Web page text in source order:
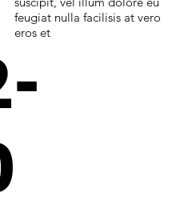
feugiat nulla facilisis at vero
eros et